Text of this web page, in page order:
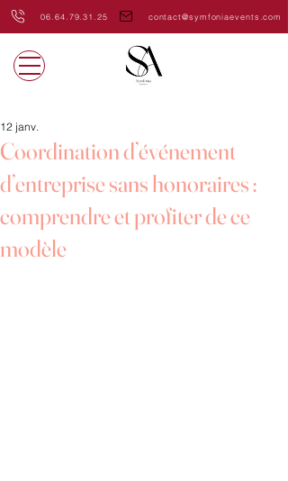
06.64.79.31.25 contact@symfoniaevents.com
Coordination d’événement
d’entreprise sans honoraires :
comprendre et profiter de ce
modèle
12 janv.